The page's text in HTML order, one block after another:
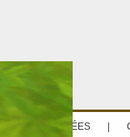
DES DONNÉES